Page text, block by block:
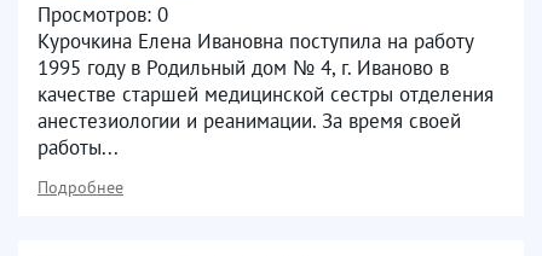
Просмотров: 0
Курочкина Елена Ивановна поступила на работу
1995 году в Родильный дом № 4, г. Иваново в
качестве старшей медицинской сестры отделения
анестезиологии и реанимации. За время своей
работы...
Подробнее